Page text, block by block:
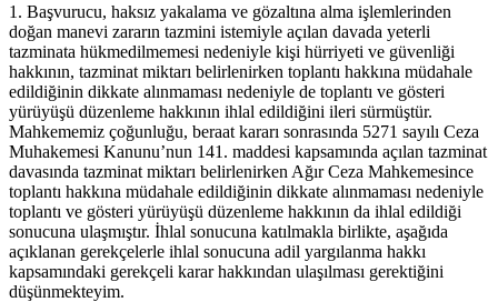
1. Başvurucu, haksız yakalama ve gözaltına alma işlemlerinden
doğan manevi zararın tazmini istemiyle açılan davada yeterli
tazminata hükmedilmemesi nedeniyle kişi hürriyeti ve güvenliği
hakkının, tazminat miktarı belirlenirken toplantı hakkına müdahale
edildiğinin dikkate alınmaması nedeniyle de toplantı ve gösteri
yürüyüşü düzenleme hakkının ihlal edildiğini ileri sürmüştür.
Mahkememiz çoğunluğu, beraat kararı sonrasında 5271 sayılı Ceza
Muhakemesi Kanunu’nun 141. maddesi kapsamında açılan tazminat
davasında tazminat miktarı belirlenirken Ağır Ceza Mahkemesince
toplantı hakkına müdahale edildiğinin dikkate alınmaması nedeniyle
toplantı ve gösteri yürüyüşü düzenleme hakkının da ihlal edildiği
sonucuna ulaşmıştır. İhlal sonucuna katılmakla birlikte, aşağıda
açıklanan gerekçelerle ihlal sonucuna adil yargılanma hakkı
kapsamındaki gerekçeli karar hakkından ulaşılması gerektiğini
düşünmekteyim.